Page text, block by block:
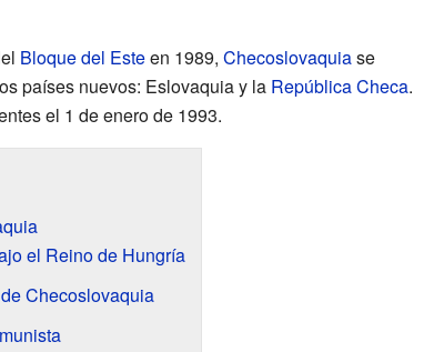
Bloque del Esteen 1989, Checoslovaquiase
países nuevos: Eslovaquia y la República Checa.
el 1 de enero de 1993.
el Reino de Hungría
Checoslovaquia